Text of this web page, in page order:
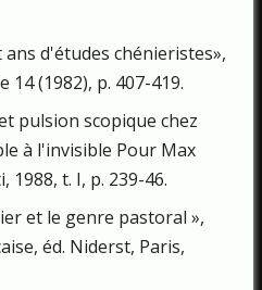
ans d'études chénieristes»,
14 (1982), p. 407-419.
pulsion scopique chez
à l'invisible Pour Max
1988, t. I, p. 239-46.
et le genre pastoral »,
éd. Niderst, Paris,